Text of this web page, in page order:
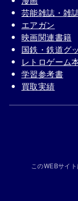
芸能雑誌・雑
エアガン
映画関連書籍
国鉄・鉄道グ
レトロゲーム
学習参考書
買取実績
このWEBサイト